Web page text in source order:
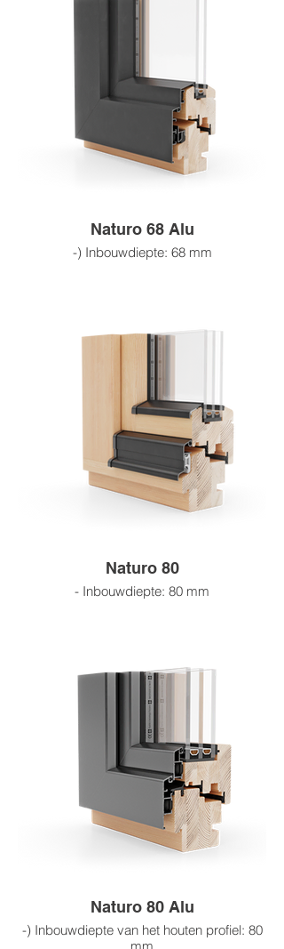
-) 4-laagse coating
-) Houtsoorten: grenen, sparren, meranti,
eiken
-) Houtafwerkingsmogelijkheden:
beitskleuren, RAL-kleuren, blanke lak,
blanke impregnering, ruw hout
-) Wij werken met FSC-gecertificeerde
leveranciers
Naturo 68 Alu
-) Inbouwdiepte: 68 mm
-) Houtsoorten: grenen, sparren, meranti,
eiken
-) Houtafwerkingsmogelijkheden:
beitskleuren, RAL-kleuren, blanke lak,
blanke impregnering, ruw hout
-) Aluminium gevelbekleding verkrijgbaar
in standaard- en decoratieve uitvoeringen.
Naturo 80
- Inbouwdiepte: 80 mm
- 4 lagen toplaag
meranti, eikenhout
Houtafwerkingsmogelijkheden:
beitskleuren, RAL-kleuren, blanke lak,
blanke impregnering, ruw hout
- Wij werken met FSC-gecertificeerde
leveranciers
Naturo 80 Alu
-) Inbouwdiepte van het houten profiel: 80